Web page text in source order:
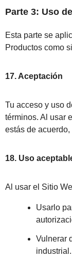
Parte 3: Uso
Esta parte se
Productos como
17. Aceptación
Tu acceso y uso
términos. Al usar
estás de
18. Uso
Al usar el Sitio
Usarlo
Vulnerar
industrial.